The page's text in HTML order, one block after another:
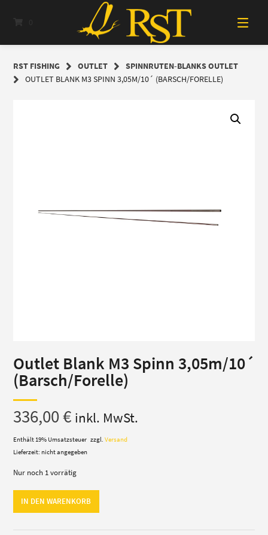
RST FISHING OUTLET
SPINNRUTEN-BLANKS OUTLET
OUTLET BLANK M3 SPINN 3,05M/10´ (BARSCH/FORELLE)
Outlet Blank M3 Spinn 3,05m/10´
(Barsch/Forelle)
336,00€ inkl. MwSt.
Enthält 19% Umsatzsteuer zzgl.Versand
Lieferzeit: nicht angegeben
Nur noch 1 vorrätig
IN DEN WARENKORB